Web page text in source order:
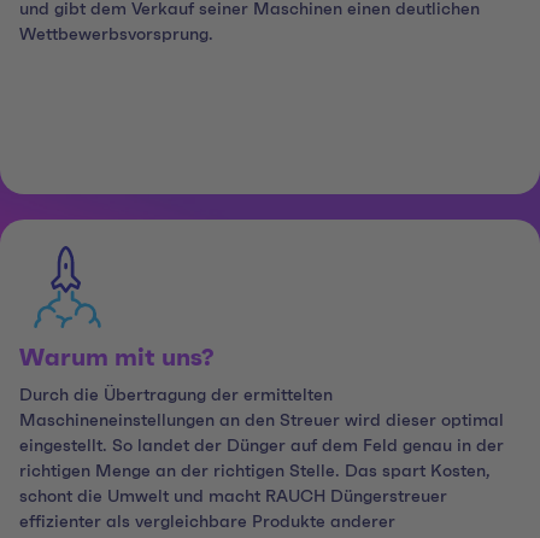
und gibt dem Verkauf seiner Maschinen einen deutlichen
Wettbewerbsvorsprung.
Warum mit uns?
Durch die Übertragung der ermittelten
Maschineneinstellungen an den Streuer wird dieser optimal
eingestellt. So landet der Dünger auf dem Feld genau in der
richtigen Menge an der richtigen Stelle. Das spart Kosten,
schont die Umwelt und macht RAUCH Düngerstreuer
effizienter als vergleichbare Produkte anderer